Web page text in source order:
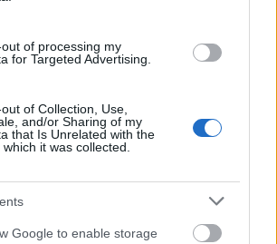
of processing my
for Targeted Advertising.
of Collection, Use,
and/or Sharing of my
that Is Unrelated with the
it was collected.
Google to enable storage
TÁRSASÁGRA”